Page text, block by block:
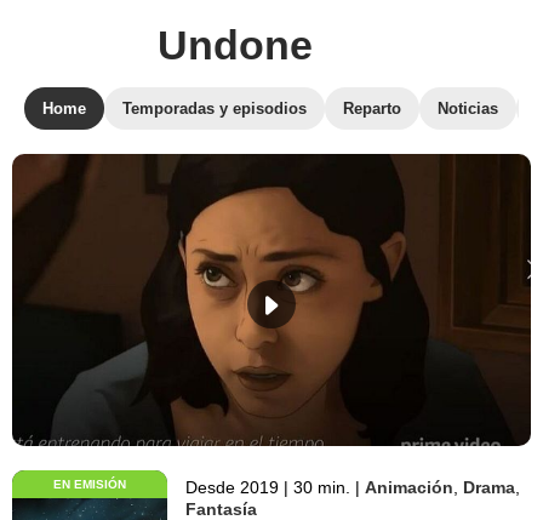
Undone
Home Temporadas y episodios Reparto Noticias
EN EMISIÓN Desde 2019 | 30 min. | Animación Drama
Fantasía